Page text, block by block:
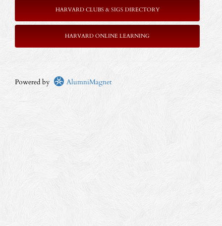
HARVARD CLUBS & SIGS DIRECTORY
HARVARD ONLINE LEARNING
Powered by AlumniMagnet